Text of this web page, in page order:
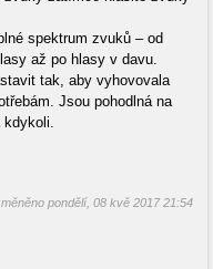
spektrum zvuků – od
až po hlasy v davu.
tak, aby vyhovovala
Jsou pohodlná na
kdykoli.
pondělí, 08 kvě 2017 21:54